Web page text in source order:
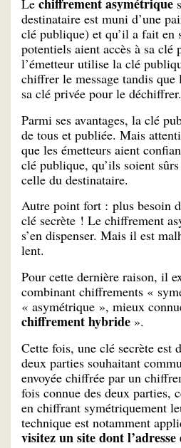
destinataire est muni d’une
clé publique) et qu’il a fait en
potentiels aient accès à sa clé
l’émetteur utilise la clé
chiffrer le message tandis
sa clé privée pour le déchiffrer.
Parmi ses avantages, la clé
de tous et publiée. Mais
que les émetteurs aient
clé publique, qu’ils soient
celle du destinataire.
Autre point fort : plus besoin
clé secrète ! Le chiffrement
s’en dispenser. Mais il est
lent.
Pour cette dernière raison, il
combinant chiffrements «
« asymétrique », mieux
chiffrement hybride ».
Cette fois, une clé secrète est
deux parties souhaitant
envoyée chiffrée par un
fois connue des deux parties,
en chiffrant symétriquement
technique est notamment
visitez un site dont